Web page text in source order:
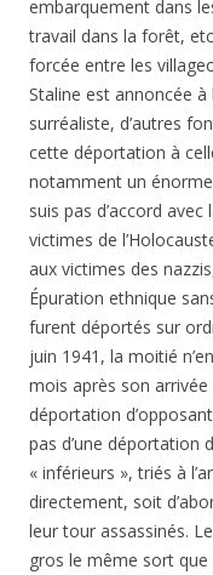
embarquement dans
travail dans la forêt,
forcée entre les
Staline est annoncée
surréaliste, d’autres
cette déportation à
notamment un
suis pas d’accord
victimes de
aux victimes des
Épuration ethnique
furent déportés sur
juin 1941, la moitié
mois après son arrivée
déportation
pas d’une déportation
« inférieurs », triés à
directement, soit
leur tour assassinés.
gros le même sort